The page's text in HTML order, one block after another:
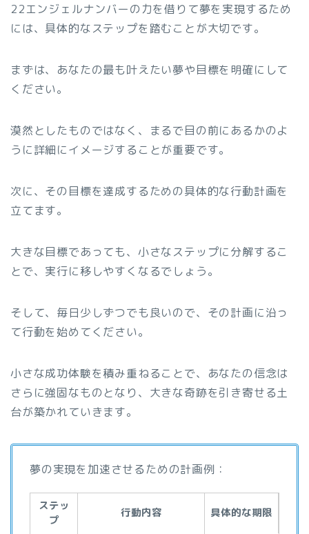
22エンジェルナンバーの力を借りて夢を実現するため
には、具体的なステップを踏むことが大切です。
まずは、あなたの最も叶えたい夢や目標を明確にして
ください。
漠然としたものではなく、まるで目の前にあるかのよ
うに詳細にイメージすることが重要です。
次に、その目標を達成するための具体的な行動計画を
立てます。
大きな目標であっても、小さなステップに分解するこ
とで、実行に移しやすくなるでしょう。
そして、毎日少しずつでも良いので、その計画に沿っ
て行動を始めてください。
小さな成功体験を積み重ねることで、あなたの信念は
さらに強固なものとなり、大きな奇跡を引き寄せる土
台が築かれていきます。
夢の実現を加速させるための計画例：
ステッ
プ
行動内容 具体的な期限